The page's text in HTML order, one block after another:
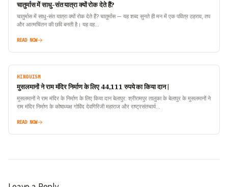
चातुर्मास में साधु-संत यात्रा क्यों रोक देते हैं?
चातुर्मास में साधु-संत यात्रा क्यों रोक देते हैं? चातुर्मास — यह शब्द सुनते ही मन में एक पवित्र ठहराव, तप
और आत्मचिंतन की छवि बनती है। यह वह…
READ NOW
HINDUISM
मुसलमानों ने राम मंदिर निर्माण के लिए 44,111 रुपये का किया दान |
मुसलमानों ने राम मंदिर के निर्माण के लिए किया दान बेलापुर: श्रीरामपुर तालुका के बेलापुर के मुसलमानों ने
राम मंदिर निर्माण के कोषाध्यक्ष गोविंद देवगिरिजी महाराज और राष्ट्रसंतचार्य…
READ NOW